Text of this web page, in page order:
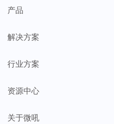
产品
解决方案
行业方案
资源中心
关于微吼